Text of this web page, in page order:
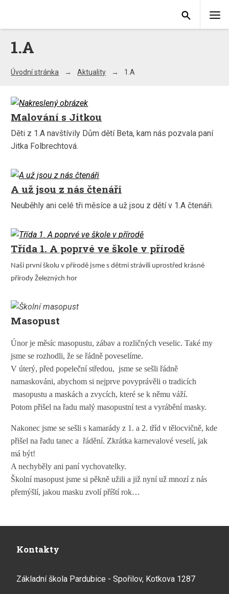
1.A
Úvodní stránka Aktuality 1.A
Malování s Jitkou
Děti z 1.A navštívily Dům dětí Beta, kam nás pozvala paní
Jitka Folbrechtová.
A už jsou z nás čtenáři
Neuběhly ani celé tři měsíce a už jsou z dětí v 1.A čtenáři.
Třída 1. A poprvé ve škole v přírodě
Naši první školu v přírodě jsme s dětmi strávili uprostřed krásné
přírody Železných hor
Masopust
Únor je měsíc masopustu, zábav a rozličných veselic. Také my
jsme se rozhodli, že se řádně poveselíme.
V úterý, před popeleční středou, jsme se sešli řádně
namaskováni, abychom si nejprve povyprávěli o tradicích
masopustu a maskách a zvycích, které se k němu váží.
Potom přišel na řadu malý masopustní test a vyrábění masky.
Nakonec jsme se sešli s kamarády z 1. a 2. tříd v tělocvičně, kde
přišel na řadu tanec a řádění. Zkrátka karnevalové veselí, jak
má být!
A nechyběly ani paní vychovatelky.
Školní masopust jsme si pěkně užili a již nyní už mnozí z nás
přemýšlí, jakou masku zvolí příští rok…
Kontakty
Základní škola Pardubice - Spořilov, Kotkova 1287